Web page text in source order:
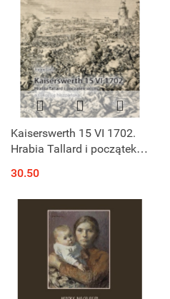
Kaiserswerth 15 VI 1702.
Hrabia Tallard i początek
hiszpańską
30.50